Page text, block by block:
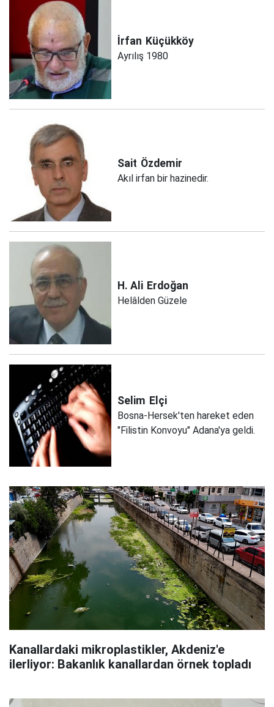
İrfan Küçükköy
Ayrılış 1980
Sait Özdemir
Akıl irfan bir hazinedir.
H. Ali Erdoğan
Helâlden Güzele
Selim Elçi
Bosna-Hersek'ten hareket eden
"Filistin Konvoyu" Adana'ya geldi.
Kanallardaki mikroplastikler, Akdeniz'e
ilerliyor: Bakanlık kanallardan örnek topladı